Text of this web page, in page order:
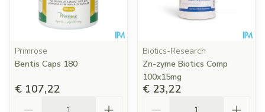
Primrose
Bentis Caps 180
€ 107,22
Biotics-Research
Zn-zyme Biotics Comp
100x15mg
€ 23,22